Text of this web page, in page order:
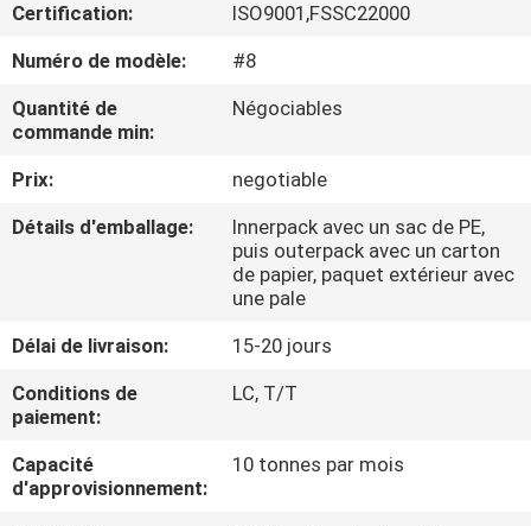
DE
NOUS
VISITE
DE
L'USINE
DE
LA
QUALITÉ
NOUS
Certification:
ISO9001,FSSC22000
Numéro de modèle:
#8
Quantité de
commande min:
Négociables
Prix:
negotiable
Détails d'emballage:
Innerpack avec un sac de PE,
puis outerpack avec un carton
de papier, paquet extérieur avec
une pale
Délai de livraison:
15-20 jours
Conditions de
paiement:
LC, T/T
Capacité
d'approvisionnement:
10 tonnes par mois